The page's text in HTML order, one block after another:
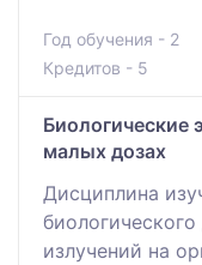
Год обучения - 2
Кредитов - 5
Биологические
малых дозах
Дисциплина
излучений на